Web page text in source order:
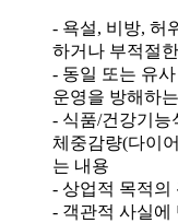
- 욕설, 비방, 허
하거나 부적절
- 동일 또는 유
운영을 방해하
- 식품/건강기능
체중감량(다이
는 내용
- 상업적 목적의
- 객관적 사실에